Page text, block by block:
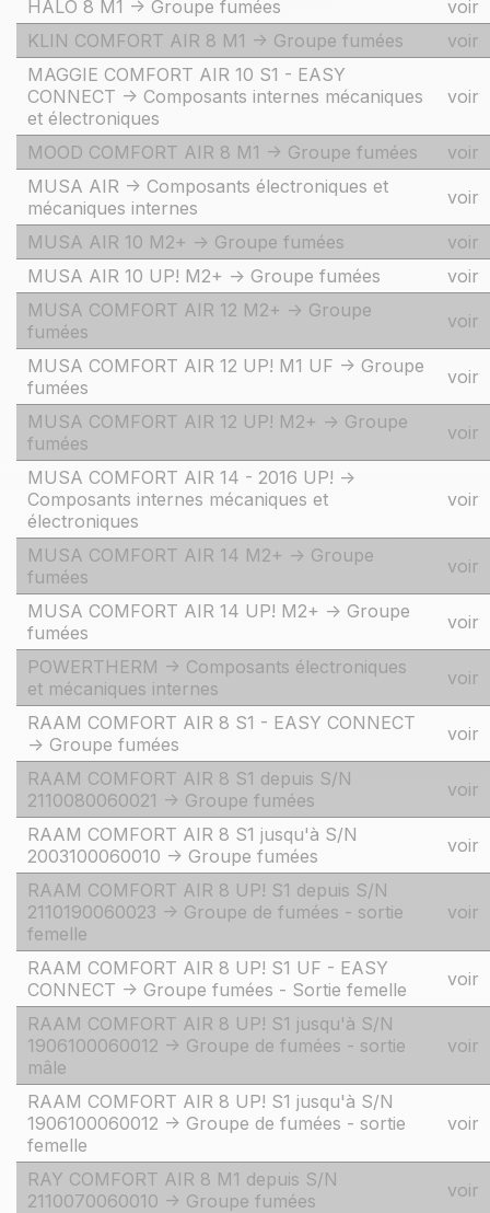
HALO 8 M1 -> Groupe fumées
voir
KLIN COMFORT AIR 8 M1 -> Groupe fumées
voir
MAGGIE COMFORT AIR 10 S1 - EASY
CONNECT -> Composants internes mécaniques
et électroniques
voir
MOOD COMFORT AIR 8 M1 -> Groupe fumées
voir
MUSA AIR -> Composants électroniques et
mécaniques internes
voir
MUSA AIR 10 M2+ -> Groupe fumées
voir
MUSA AIR 10 UP! M2+ -> Groupe fumées
voir
MUSA COMFORT AIR 12 M2+ -> Groupe
fumées
voir
MUSA COMFORT AIR 12 UP! M1 UF -> Groupe
fumées
voir
MUSA COMFORT AIR 12 UP! M2+ -> Groupe
fumées
voir
MUSA COMFORT AIR 14 - 2016 UP! ->
Composants internes mécaniques et
électroniques
voir
MUSA COMFORT AIR 14 M2+ -> Groupe
fumées
voir
MUSA COMFORT AIR 14 UP! M2+ -> Groupe
fumées
voir
POWERTHERM -> Composants électroniques
et mécaniques internes
voir
RAAM COMFORT AIR 8 S1 - EASY CONNECT
-> Groupe fumées
voir
RAAM COMFORT AIR 8 S1 depuis S/N
2110080060021 -> Groupe fumées
voir
RAAM COMFORT AIR 8 S1 jusqu'à S/N
2003100060010 -> Groupe fumées
voir
RAAM COMFORT AIR 8 UP! S1 depuis S/N
2110190060023 -> Groupe de fumées - sortie
femelle
voir
RAAM COMFORT AIR 8 UP! S1 UF - EASY
CONNECT -> Groupe fumées - Sortie femelle
voir
RAAM COMFORT AIR 8 UP! S1 jusqu'à S/N
1906100060012 -> Groupe de fumées - sortie
mâle
voir
RAAM COMFORT AIR 8 UP! S1 jusqu'à S/N
1906100060012 -> Groupe de fumées - sortie
femelle
voir
RAY COMFORT AIR 8 M1 depuis S/N
2110070060010 -> Groupe fumées
voir